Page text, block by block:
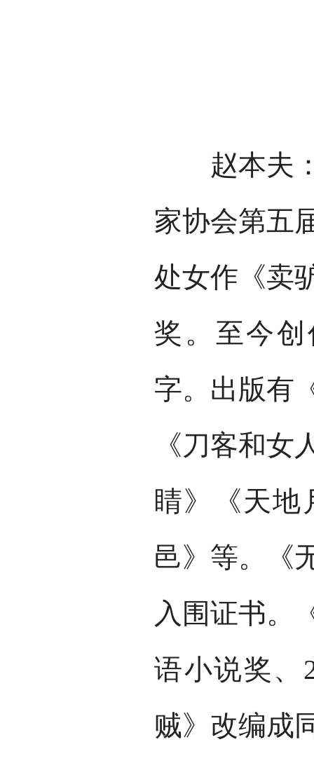
赵本夫：
家协会第五
处女作《卖
奖。至今
字。出版有
《刀客和
睛》《天地
邑》等。《
入围证书。
语小说奖、
贼》改编成